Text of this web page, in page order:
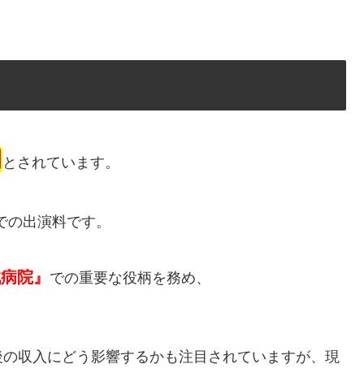
とされています。
の出演料です。
院』 での重要な役柄を務め、
収入にどう影響するかも注目されていますが、現